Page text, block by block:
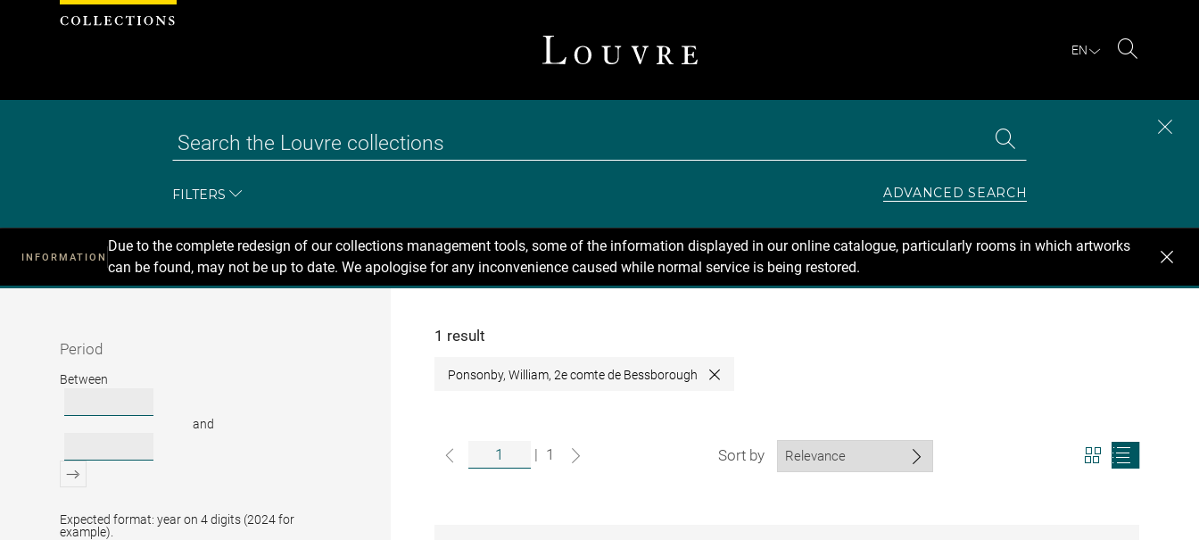
EN
FILTERS ADVANCED SEARCH
INFORMATION
Due to the complete redesign of our collections management tools, some of the information displayed in our online catalogue, particularly rooms in which artworks
can be found, may not be up to date. We apologise for any inconvenience caused while normal service is being restored.
Recherche
Period
Period
Between
and
Expected format: year on 4 digits (2024 for
example).
1 result
Ponsonby, William, 2e comte de Bessborough Close
| 1 Sort by
View
search
Cookies management panel